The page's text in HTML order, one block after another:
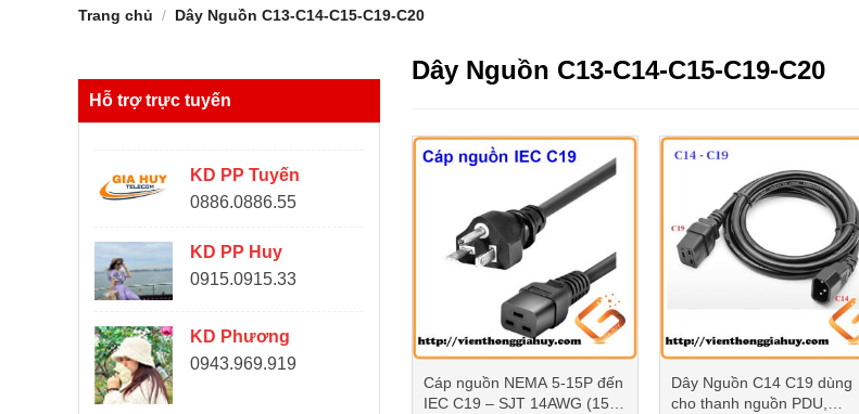
Trang chủ / Dây Nguồn C13-C14-C15-C19-C20
Hỗ trợ trực tuyến
KD PP Tuyến
0886.0886.55
KD PP Huy
0915.0915.33
KD Phương
0943.969.919
Dây Nguồn C13-C14-C15-C19-C20
Cáp nguồn NEMA 5-15P đến
IEC C19 – SJT 14AWG (15A
Dây Nguồn C14 C19 dùng
cho thanh nguồn PDU,